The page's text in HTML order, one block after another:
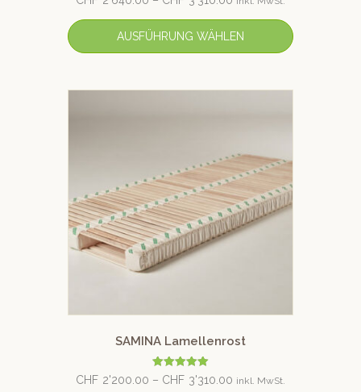
5.00
AUSFÜHRUNG WÄHLEN
SAMINA Lamellenrost
Bewertet mit
5.00
CHF 2'200.00 – CHF 3'310.00 inkl. MwSt.